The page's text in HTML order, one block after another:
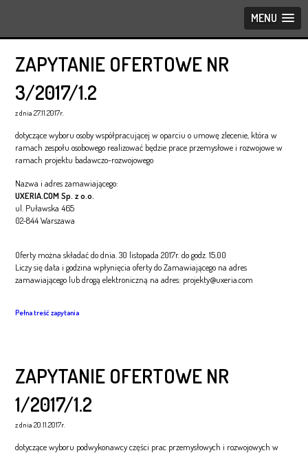
MENU
ZAPYTANIE OFERTOWE NR
3/2017/1.2
z dnia 27.11.2017r.
dotyczące wyboru osoby współpracującej w oparciu o umowę zlecenie, która w
ramach zespołu osobowego realizować będzie prace przemysłowe i rozwojowe w
ramach projektu badawczo-rozwojowego
Nazwa i adres zamawiającego:
UXERIA.COM Sp. z o.o.
ul. Puławska 465
02-844 Warszawa
Oferty można składać do dnia. 30 listopada 2017r. do godz. 15.00
Liczy się data i godzina wpłynięcia oferty do Zamawiającego na adres
zamawiającego lub drogą elektroniczną na adres: projekty@uxeria.com
Pełna treść zapytania
ZAPYTANIE OFERTOWE NR
1/2017/1.2
z dnia 20.11.2017r.
dotyczące wyboru podwykonawcy części prac przemysłowych i rozwojowych w